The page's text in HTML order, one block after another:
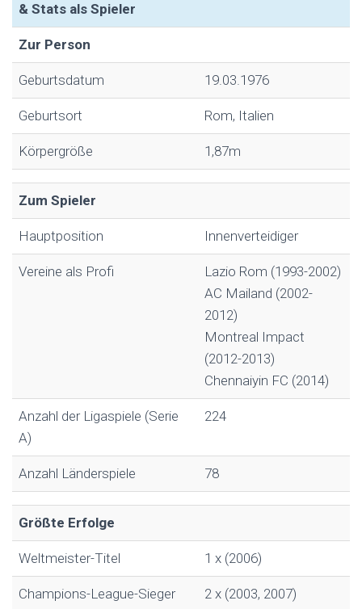
& Stats als Spieler
Zur Person
Geburtsdatum 19.03.1976
Geburtsort Rom, Italien
Körpergröße 1,87m
Zum Spieler
Hauptposition Innenverteidiger
Vereine als Profi
Lazio Rom (1993-2002)
AC Mailand (2002-
2012)
Montreal Impact
(2012-2013)
Chennaiyin FC (2014)
Anzahl der Ligaspiele (Serie
A)
224
Anzahl Länderspiele 78
Größte Erfolge
Weltmeister-Titel 1 x (2006)
Champions-League-Sieger 2 x (2003, 2007)